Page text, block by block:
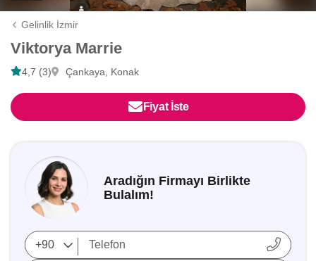
Gelinlik İzmir
Viktorya Marrie
4,7 (3) Çankaya, Konak
Fiyat İste
Aradığın Firmayı Birlikte
Bulalım!